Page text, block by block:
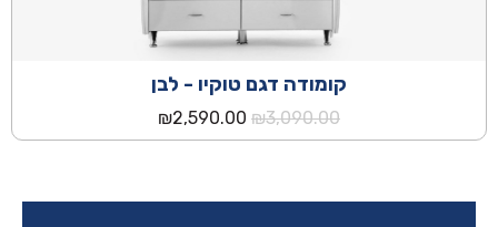
קומודה דגם טוקיו - לבן
₪3,090.00
המחיר
המקורי
₪2,590.00
הנוכחי